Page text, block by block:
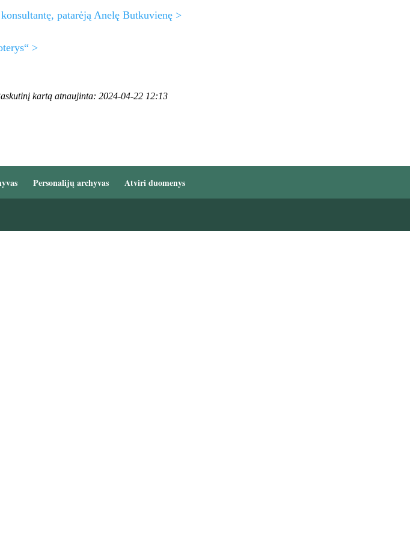
patarėją Anelę Butkuvienę >
>
kartą atnaujinta: 2024-04-22 12:13
Personalijų archyvas Atviri duomenys